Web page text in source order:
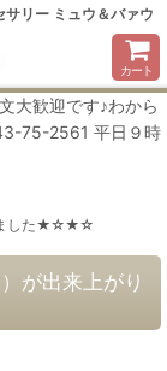
リー ミュウ＆バァウ
カート
大歓迎です♪わから
75-2561 平日９時
ました★☆★☆
出来上がり